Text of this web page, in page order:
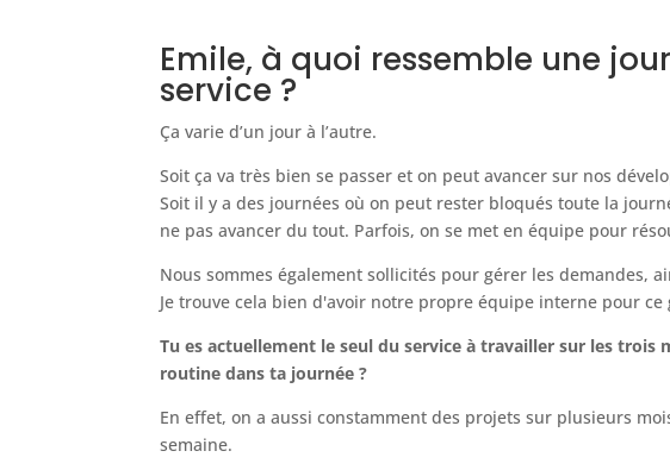
Emile, à quoi ressemble une
service ?
Ça varie d’un jour à l’autre.
Soit ça va très bien se passer et on peut avancer sur nos
Soit il y a des journées où on peut rester bloqués toute la
ne pas avancer du tout. Parfois, on se met en équipe pour
Nous sommes également sollicités pour gérer les demandes,
Je trouve cela bien d'avoir notre propre équipe interne pour
Tu es actuellement le seul du service à travailler sur les trois
routine dans ta journée ?
En effet, on a aussi constamment des projets sur plusieurs
semaine.